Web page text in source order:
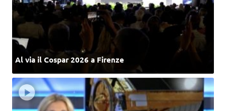
Al via il Cospar 2026 a Firenze